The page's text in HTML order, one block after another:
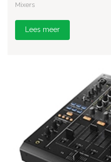
Mixers
Lees meer